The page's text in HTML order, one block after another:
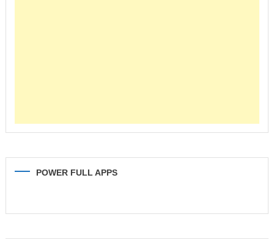
POWER FULL APPS